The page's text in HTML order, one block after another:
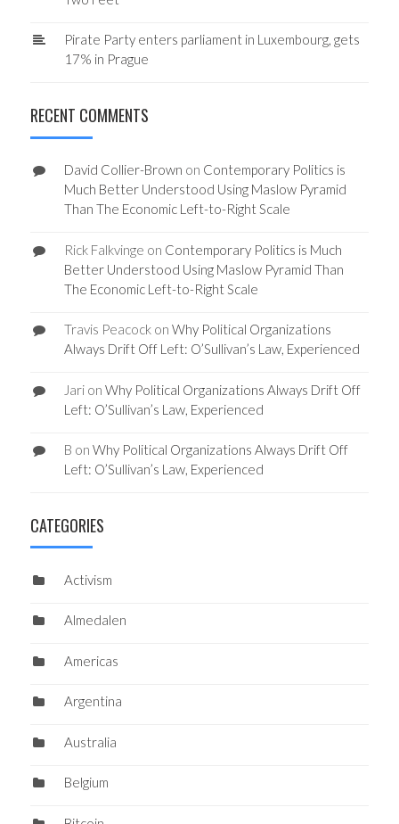
Pirate Party enters parliament in Luxembourg, gets
17% in Prague
RECENT COMMENTS
David Collier-Brown on Contemporary Politics is
Much Better Understood Using Maslow Pyramid
Than The Economic Left-to-Right Scale
Rick Falkvinge on Contemporary Politics is Much
Better Understood Using Maslow Pyramid Than
The Economic Left-to-Right Scale
Travis Peacockon Why Political Organizations
Always Drift Off Left: O’Sullivan’s Law, Experienced
Jarion Why Political Organizations Always Drift Off
Left: O’Sullivan’s Law, Experienced
B on Why Political Organizations Always Drift Off
Left: O’Sullivan’s Law, Experienced
CATEGORIES
Activism
Almedalen
Americas
Argentina
Australia
Belgium